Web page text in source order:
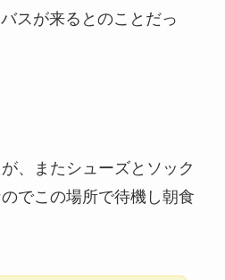
スが来るとのことだっ
、またシューズとソック
でこの場所で待機し朝食